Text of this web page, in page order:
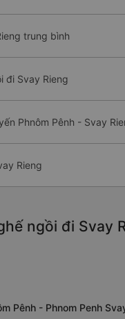
trung bình
đi Svay Rieng
Phnôm Pênh - Svay
Rieng
ngồi đi Svay
Pênh - Phnom Penh